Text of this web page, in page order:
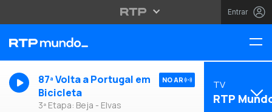
Entrar
87ª Volta a Portugal em
Bicicleta
3ª Etapa: Beja - Elvas
NO AR TV
RTP